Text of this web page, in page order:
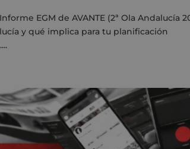
EGM de AVANTE (2ª Ola Andalucía
y qué implica para tu planificación